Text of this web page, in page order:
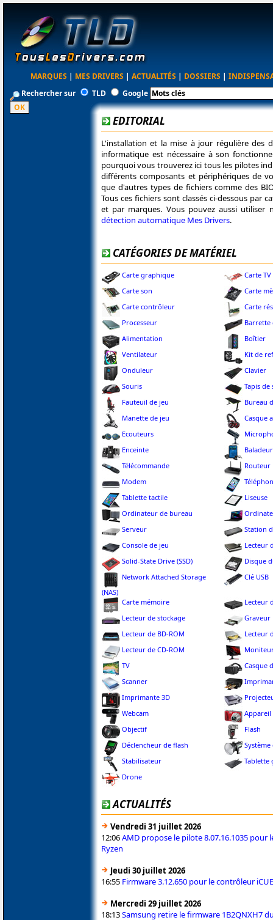
MARQUES | MES DRIVERS | ACTUALITÉS | DOSSIERS |
Rechercher sur
TLD Google
EDITORIAL
L'installation et la mise à jour régulière des
informatique est nécessaire à son
pourquoi vous trouverez ici tous les pilotes
différents composants et périphériques de
que d'autres types de fichiers comme des
Tous ces fichiers sont classés ci-dessous par
et par marques. Vous pouvez aussi utiliser
détection automatique Mes Drivers.
CATÉGORIES DE MATÉRIEL
Carte graphique
Carte TV
Carte son
Carte
Carte contrôleur
Carte
Processeur
Barrette
Alimentation
Boîtier
Ventilateur
Kit de
Onduleur
Clavier
Souris
Tapis de
Fauteuil de jeu
Bureau
Manette de jeu
Casque
Ecouteurs
Enceinte
Télécommande
Routeur
Modem
Tablette tactile
Liseuse
Ordinateur de bureau
Serveur
Station
Console de jeu
Lecteur
Solid-State Drive (SSD)
Disque
Network Attached Storage
(NAS)
Clé USB
Carte mémoire
Lecteur
Lecteur de stockage
Graveur
Lecteur de BD-ROM
Lecteur
Lecteur de CD-ROM
TV
Casque
Scanner
Imprimante 3D
Webcam
Appareil
Objectif
Flash
Déclencheur de flash
Système
Stabilisateur
Tablette
Drone
ACTUALITÉS
Vendredi 31 juillet 2026
12:06AMD propose le pilote 8.07.16.1035 pour
Ryzen
Jeudi 30 juillet 2026
16:55 Firmware 3.12.650 pour le contrôleur
Mercredi 29 juillet 2026
18:13Samsung retire le firmware 1B2QNXH7